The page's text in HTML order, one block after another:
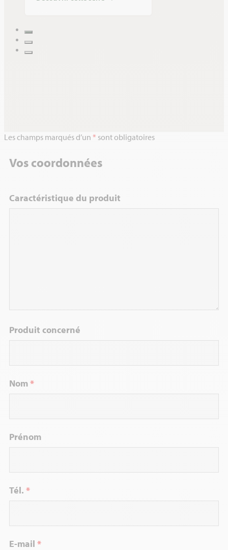
Les champs marqués d’un * sont obligatoires
Vos coordonnées
Caractéristique du produit
Produit concerné
Nom*
Prénom
Tél. *
E-mail *